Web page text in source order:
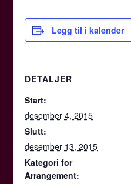
Legg til i kalender
DETALJER
Start:
desember 4, 2015
Slutt:
desember 13, 2015
Kategori for
Arrangement: